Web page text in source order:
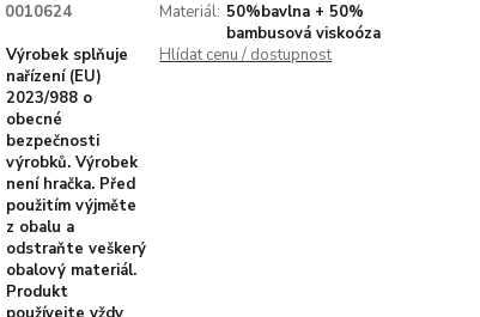
0010624 Materiál: 50%bavlna + 50%
bambusová viskoóza
Výrobek splňuje
nařízení (EU)
2023/988 o
obecné
bezpečnosti
výrobků. Výrobek
není hračka. Před
použitím výjměte
z obalu a
odstraňte veškerý
obalový materiál.
Produkt
Hlídat cenu / dostupnost